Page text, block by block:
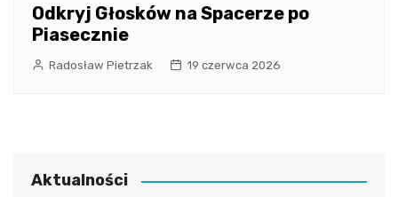
Odkryj Głosków na Spacerze po
Piasecznie
Radosław Pietrzak 19 czerwca 2026
Aktualności